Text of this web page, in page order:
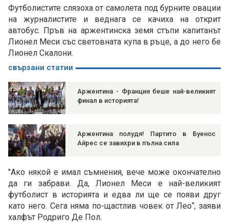
Футболистите слязоха от самолета под бурните овации
на журналистите и веднага се качиха на открит
автобус. Пръв на аржентинска земя стъпи капитанът
Лионел Меси със световната купа в ръце, а до него бе
Лионел Скалони.
свързани статии
Аржентина - Франция беше най-великият
финал в историята!
Аржентина полудя! Партито в Буенос
Айрес се завихри в пълна сила
"Ако някой е имал съмнения, вече може окончателно
да ги забрави. Да, Лионел Меси е най-великият
футболист в историята и едва ли ще се появи друг
като него. Сега няма по-щастлив човек от Лео“, заяви
халфът Родриго Де Пол.